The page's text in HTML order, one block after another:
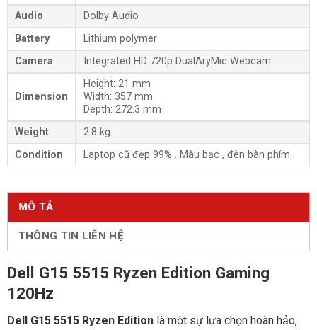
MÔ TẢ
THÔNG TIN LIÊN HỆ
Dell G15 5515 Ryzen Edition Gaming
120Hz
Dell G15 5515 Ryzen Edition là một sự lựa chọn hoàn hảo,
Audio
Dolby Audio
Battery
Lithium polymer
Camera
Integrated HD 720p DualAryMic Webcam
Dimension
Height: 21 mm
Width: 357 mm
Depth: 272.3 mm
Weight
2.8 kg
Condition
Laptop cũ đẹp 99% . Màu bạc , đèn bàn phím .